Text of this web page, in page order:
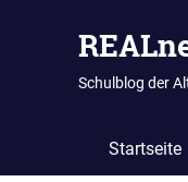
Schulblog der
Startseite